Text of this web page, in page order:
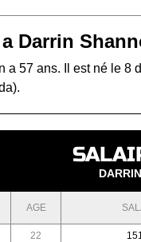
Darrin
a 57 ans. Il est né le 8
AGE
22